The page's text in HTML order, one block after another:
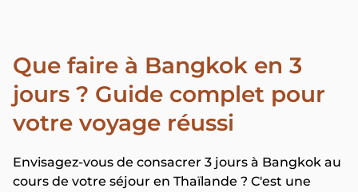
Que faire à Bangkok en 3
jours ? Guide complet pour
votre voyage réussi
Envisagez-vous de consacrer 3 jours à Bangkok au
cours de votre séjour en Thaïlande ? C'est une